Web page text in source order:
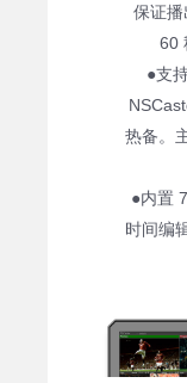
保证
60
●支
热备。
●内置
时间编